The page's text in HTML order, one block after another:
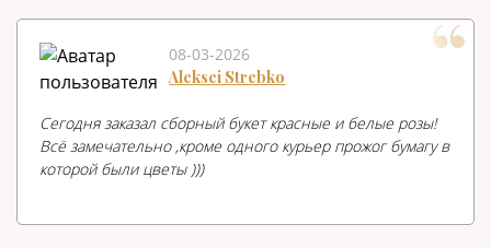
08-03-2026
Aleksei Strebko
Сегодня заказал сборный букет красные и белые розы!
Всё замечательно ,кроме одного курьер прожог бумагу в
которой были цветы )))